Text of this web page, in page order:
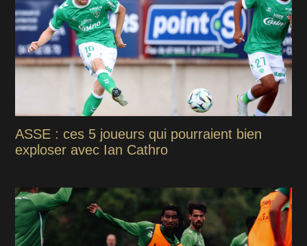
ASSE : ces 5 joueurs qui pourraient bien
exploser avec Ian Cathro